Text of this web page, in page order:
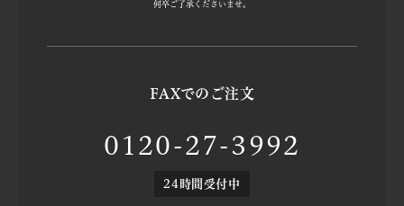
何卒ご了承くださいませ。
FAXでのご注文
0120-27-3992
24時間受付中